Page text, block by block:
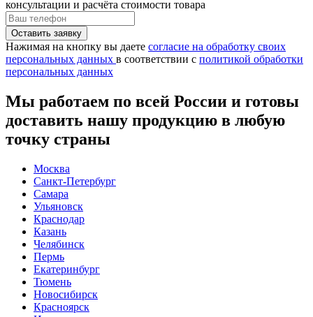
консультации и расчёта стоимости товара
Нажимая на кнопку вы даете согласие на обработку своих
персональных данных в соответствии с политикой обработки
персональных данных
Мы работаем по всей России и готовы
доставить нашу продукцию в любую
точку страны
Москва
Санкт-Петербург
Самара
Ульяновск
Краснодар
Казань
Челябинск
Пермь
Екатеринбург
Тюмень
Новосибирск
Красноярск